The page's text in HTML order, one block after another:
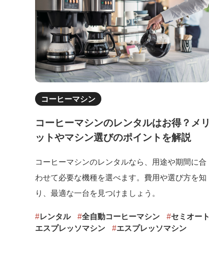
コーヒーマシン
コーヒーマシンのレンタルはお得？メリ
ットやマシン選びのポイントを解説
コーヒーマシンのレンタルなら、用途や期間に合
わせて必要な機種を選べます。費用や選び方を知
り、最適な一台を見つけましょう。
#レンタル #全自動コーヒーマシン #セミオート
エスプレッソマシン
#エスプレッソマシン